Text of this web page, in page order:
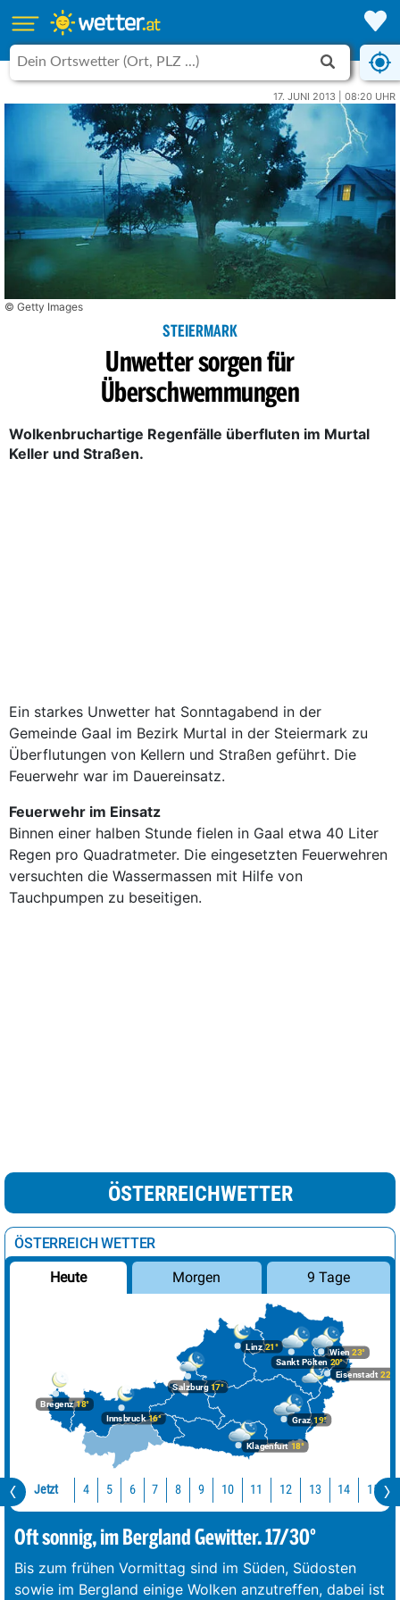
17. JUNI 2013 | 08:20 UHR
© Getty Images
STEIERMARK
Unwetter sorgen für
Überschwemmungen
Wolkenbruchartige Regenfälle überfluten im Murtal
Keller und Straßen.
Ein starkes Unwetter hat Sonntagabend in der
Gemeinde Gaal im Bezirk Murtal in der Steiermark zu
Überflutungen von Kellern und Straßen geführt. Die
Feuerwehr war im Dauereinsatz.
Feuerwehr im Einsatz
Binnen einer halben Stunde fielen in Gaal etwa 40 Liter
Regen pro Quadratmeter. Die eingesetzten Feuerwehren
versuchten die Wassermassen mit Hilfe von
Tauchpumpen zu beseitigen.
ÖSTERREICHWETTER
ÖSTERREICH WETTER
Heute Morgen 9 Tage
Bregenz18°
Graz19°
Innsbruck16°
Klagenfurt 18°
Linz21°
Salzburg17°
Wien 23°
Eisenstadt 22°
Sankt Pölten 20°
Jetzt 4 5 6 7 8 9 10 11 12 13 14 15
Oft sonnig, im Bergland Gewitter. 17/30°
Bis zum frühen Vormittag sind im Süden, Südosten
sowie im Bergland einige Wolken anzutreffen, dabei ist